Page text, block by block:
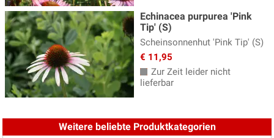
Wiesenraute(8)
Winteraster - Chrysanthemum
(12)
Wolfsmilch - Euphorbia
Ziersalbei(15)
Ziest - Stachys
Echinacea purpurea 'Pink
Tip' (S)
Scheinsonnenhut 'Pink Tip' (S)
€ 11,95
Zur Zeit leider nicht
lieferbar
Weitere beliebte Produktkategorien